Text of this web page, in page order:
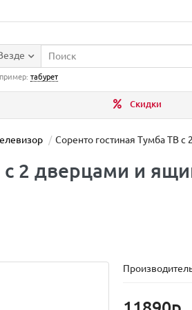
табурет
Скидки
Соренто гостиная Тумба ТВ
2 дверцами и